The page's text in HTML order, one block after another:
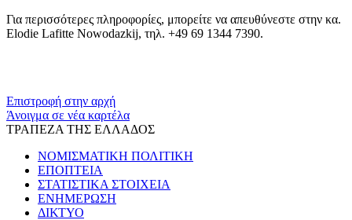
Για περισσότερες πληροφορίες, μπορείτε να απευθύνεστε στην κα.
Elodie Lafitte Nowodazkij, τηλ. +49 69 1344 7390.
Επιστροφή στην αρχή
Άνοιγμα σε νέα καρτέλα
ΤΡΑΠΕΖΑ ΤΗΣ ΕΛΛΑΔΟΣ
ΝΟΜΙΣΜΑΤΙΚΗ ΠΟΛΙΤΙΚΗ
ΕΠΟΠΤΕΙΑ
ΣΤΑΤΙΣΤΙΚΑ ΣΤΟΙΧΕΙΑ
ΕΝΗΜΕΡΩΣΗ
ΔΙΚΤΥΟ